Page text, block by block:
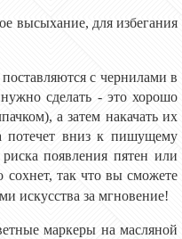
высыхание, для избегания
с чернилами в
сделать - это хорошо
а затем накачать их
потечет внизк пишущему
появления пятен или
сохнет, так что вы сможете
искусства за мгновение!
маркеры на масляной